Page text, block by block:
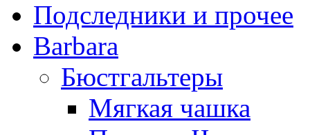
Подследники и прочее
Barbara
Бюстгальтеры
Мягкая чашка